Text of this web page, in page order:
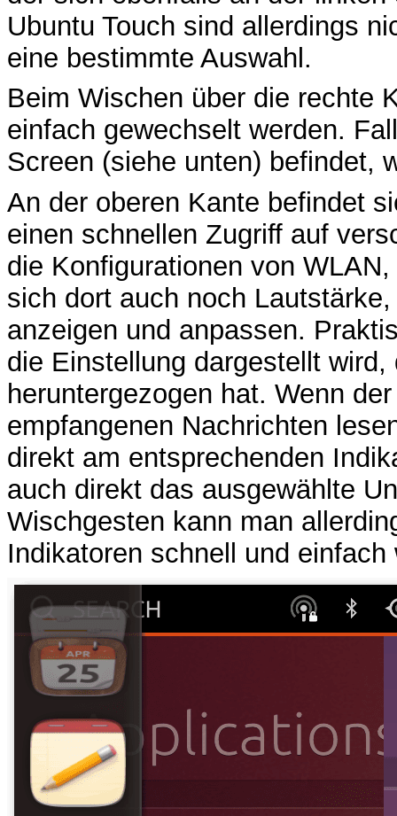
Ubuntu Touch sind allerdings
eine bestimmte Auswahl.
Beim Wischen über die rechte
einfach gewechselt werden.
Screen (siehe unten) befindet,
An der oberen Kante befindet
einen schnellen Zugriff auf
die Konfigurationen von
sich dort auch noch
anzeigen und anpassen.
die Einstellung dargestellt
heruntergezogen hat. Wenn
empfangenen Nachrichten
direkt am entsprechenden
auch direkt das ausgewählte
Wischgesten kann man
Indikatoren schnell und einfach